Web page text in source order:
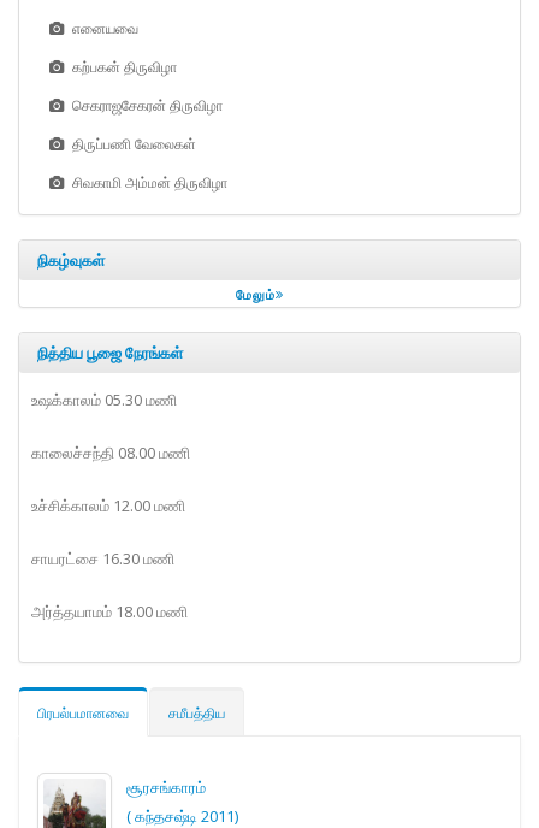
எனையவை
கற்பகன் திருவிழா
செகராஜசேகரன் திருவிழா
திருப்பணி வேலைகள்
சிவகாமி அம்மன் திருவிழா
நிகழ்வுகள்
மேலும்
நித்திய பூஜை நேரங்கள்
உஷக்காலம் 05.30 மணி
காலைச்சந்தி 08.00 மணி
உச்சிக்காலம் 12.00 மணி
சாயரட்சை 16.30 மணி
அர்த்தயாமம் 18.00 மணி
பிரபல்பமானவை சமீபத்திய
சூரசங்காரம்
( கந்தசஷ்டி 2011)